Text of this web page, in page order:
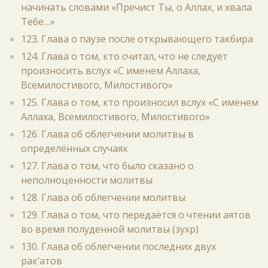
начинать словами «Пречист Ты, о Аллах, и хвала
Тебе…»
123. Глава о паузе после открывающего такбира
124. Глава о том, кто считал, что не следует
произносить вслух «С именем Аллаха,
Всемилостивого, Милостивого»
125. Глава о том, кто произносил вслух «С именем
Аллаха, Всемилостивого, Милостивого»
126. Глава об облегчении молитвы в
определённых случаях
127. Глава о том, что было сказано о
неполноценности молитвы
128. Глава об облегчении молитвы
129. Глава о том, что передаётся о чтении аятов
во время полуденной молитвы (зухр)
130. Глава об облегчении последних двух
рак‘атов